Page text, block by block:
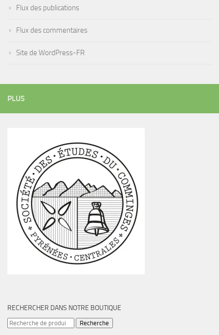
Flux des publications
Flux des commentaires
Site de WordPress-FR
PLUS
RECHERCHER DANS NOTRE BOUTIQUE
Recherche
Recherche